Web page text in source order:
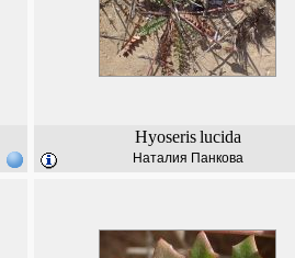
Hyoseris lucida
Наталия Панкова